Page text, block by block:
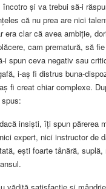
și va trebui să-i
că nu prea are nici
era clar că avea ambiție,
cam prematură, să
i spun ceva negativ sau
i-aș fi distrus buna-
fi creat chiar complexe.
insiști, îți spun părerea
expert, nici instructor de
ești foarte tânără, suplă,